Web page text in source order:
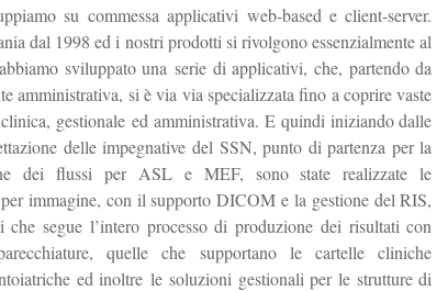
su commessa applicativi web-based e client-server.
dal 1998 ed i nostri prodotti si rivolgono essenzialmente al
sviluppato una serie di applicativi, che, partendo da
amministrativa, si è via via specializzata fino a coprire vaste
gestionale ed amministrativa. E quindi iniziando dalle
delle impegnative del SSN, punto di partenza per la
dei flussi per ASL e MEF, sono state realizzate le
immagine, con il supporto DICOM e la gestione del RIS,
segue l’intero processo di produzione dei risultati con
quelle che supportano le cartelle cliniche
ed inoltre le soluzioni gestionali per le strutture di